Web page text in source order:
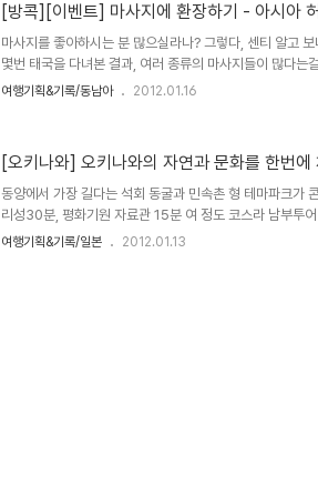
[방콕][이벤트] 마사지에 환장하기 - 아시아
마사지를 좋아하시는 분 많으실라나? 그렇다, 센티 알고
몇번 태국을 다녀본 결과, 여러 종류의 마사지들이 많다는
었다. 센티의 경험으론 마사지는 간단히 요렇게 나눌 수 있
략한 리뷰를 써보고자 한다. 이곳은 스쿰빗 소이 24내에
부근에는 일본인 전문업소들이 많아서 이랏샤이마세~를
카이..
여행기획&기록/동남아 2012.01.16
[오키나와] 오키나와의 자연과 문화를 한번에
동양에서 가장 길다는 석회 동굴과 민속촌 형 테마파크가
리성30분, 평화기원 자료관 15분 여 정도 코스라 남부투
스순서안내 옥천동 ▶ 왕국마을 ▶ 선물전문샵 원내 시설을
밀리미터를 자라려면 약 3년이 걸린다고 하니, 이 동굴의
여행기획&기록/일본 2012.01.13